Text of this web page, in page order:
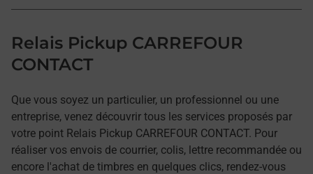
Relais Pickup CARREFOUR
CONTACT
Que vous soyez un particulier, un professionnel ou une
entreprise, venez découvrir tous les services proposés par
votre point Relais Pickup CARREFOUR CONTACT. Pour
réaliser vos envois de courrier, colis, lettre recommandée ou
encore l'achat de timbres en quelques clics, rendez-vous